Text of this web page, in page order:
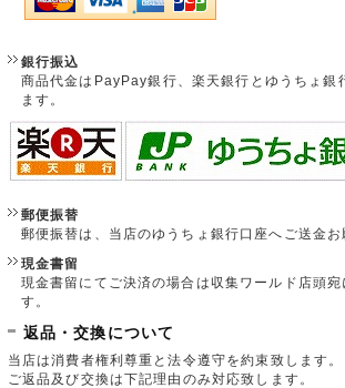
銀行振込
商品代金はPayPay銀行、楽天銀行とゆうちょ銀
ます。
郵便振替
郵便振替は、当店のゆうちょ銀行口座へご送金お
現金書留
現金書留にてご決済の場合は収集ワールド店頭宛
す。
返品・交換について
当店は消費者権利尊重と法令遵守を約束致します。
ご返品及び交換は下記理由のみ対応致します。